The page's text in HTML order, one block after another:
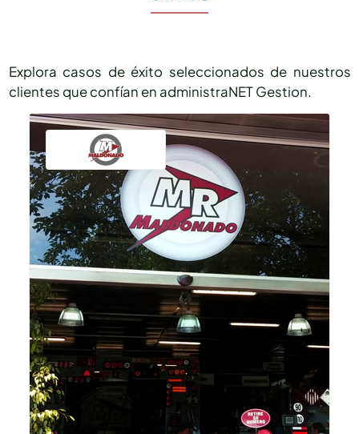
Explora casos de éxito seleccionados de nuestros
clientes que confían en administraNET Gestion.